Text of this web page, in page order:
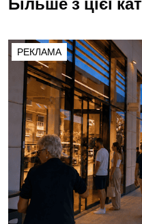
Більше з цієї
РЕКЛАМА